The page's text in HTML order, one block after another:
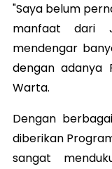
"Saya belum
manfaat dari
mendengar
dengan adanya
Warta.
Dengan
diberikan
sangat